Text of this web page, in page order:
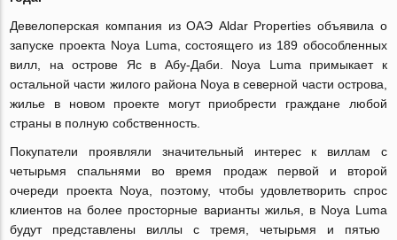
Девелоперская компания из ОАЭ Aldar Propertiesобъявила о
запуске проекта Noya Luma , состоящего из 189 обособленных
вилл, на острове Яс в Абу-Даби. Noya Luma примыкает к
остальной части жилого района Noya в северной части острова,
жилье в новом проекте могут приобрести граждане любой
страны в полную собственность.
Покупатели проявляли значительный интерес к виллам с
четырьмя спальнями во время продаж первой и второй
очереди проекта Noya , поэтому, чтобы удовлетворить спрос
клиентов на более просторные варианты жилья, в Noya Luma
будут представлены виллы с тремя, четырьмя и пятью